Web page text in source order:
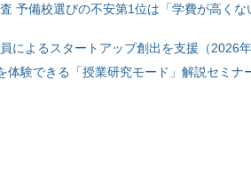
予備校選びの不安第1位は「学費が高くな
によるスタートアップ創出を支援（2026
験できる「授業研究モード」解説セミナ